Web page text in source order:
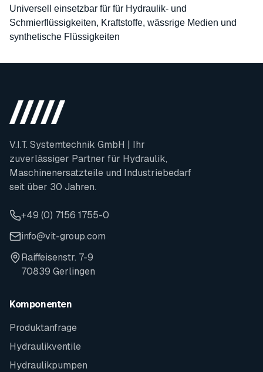
Universell einsetzbar für für Hydraulik- und
Schmierflüssigkeiten, Kraftstoffe, wässrige Medien und
synthetische Flüssigkeiten
V.I.T. Systemtechnik GmbH | Ihr
zuverlässiger Partner für Hydraulik,
Maschinenersatzteile und Industriebedarf
seit über 30 Jahren.
+49 (0) 7156 1755-0
info@vit-group.com
Raiffeisenstr. 7-9
70839 Gerlingen
Komponenten
Produktanfrage
Hydraulikventile
Hydraulikpumpen